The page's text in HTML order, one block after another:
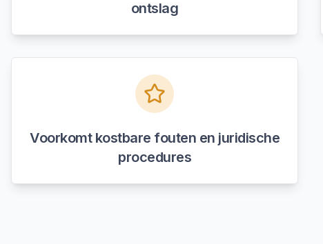
ontslag
Voorkomt kostbare fouten en juridische
procedures